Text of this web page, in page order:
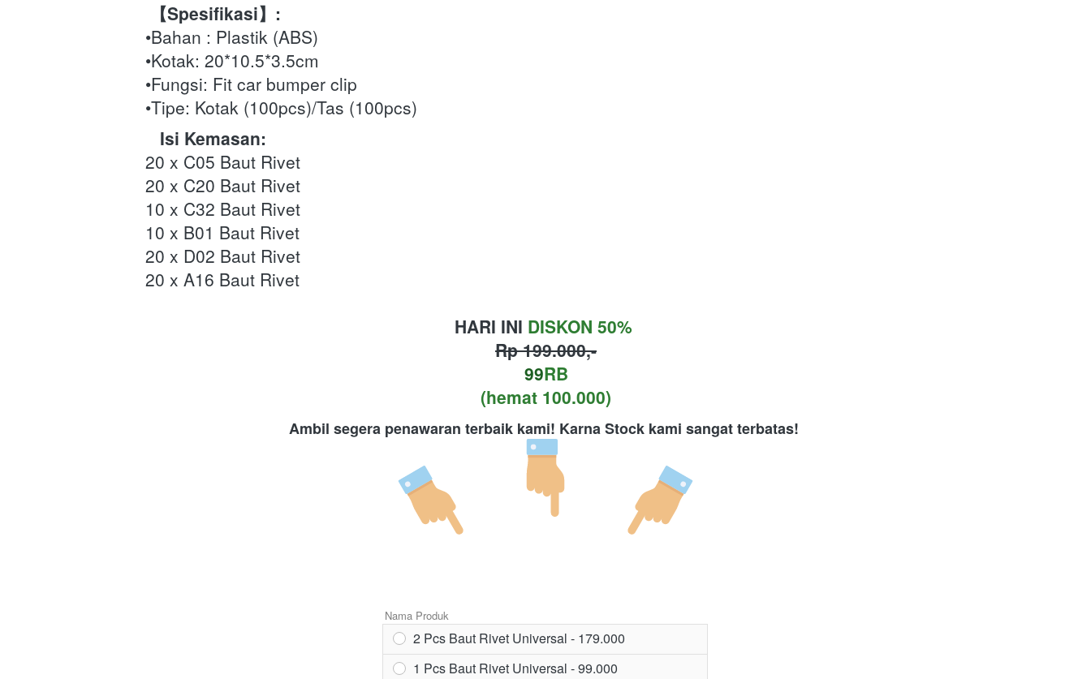
【Spesifikasi】:
•Bahan : Plastik (ABS)
•Kotak: 20*10.5*3.5cm
•Fungsi: Fit car bumper clip
•Tipe: Kotak (100pcs)/Tas (100pcs)
Isi Kemasan:
20 x C05 Baut Rivet
20 x C20 Baut Rivet
10 x C32 Baut Rivet
10 x B01 Baut Rivet
20 x D02 Baut Rivet
20 x A16 Baut Rivet
HARI INI DISKON 50%
Rp 199.000,-
99RB
(hemat 100.000)
Ambil segera penawaran terbaik kami! Karna Stock kami sangat terbatas!
Nama Produk
2 Pcs Baut Rivet Universal - 179.000
1 Pcs Baut Rivet Universal - 99.000